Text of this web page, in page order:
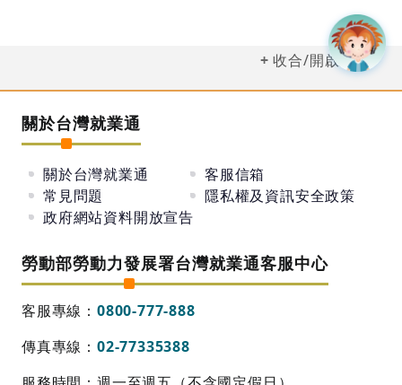
收合/開啟選單
關於台灣就業通
關於台灣就業通
客服信箱
常見問題
隱私權及資訊安全政策
政府網站資料開放宣告
勞動部勞動力發展署台灣就業通客服中心
客服專線： 0800-777-888
傳真專線： 02-77335388